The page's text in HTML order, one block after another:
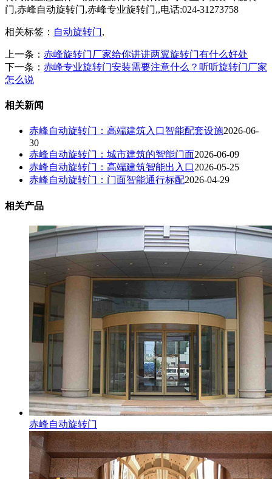
门,赤峰自动旋转门,赤峰专业旋转门,,电话:024-31273758
相关标签： 自动旋转门,
上一条： 赤峰旋转门厂家给你讲讲两翼旋转门有什么好处
下一条： 赤峰专业旋转门安装需要注意什么？听听旋转门厂家
怎么说
相关新闻
赤峰自动旋转门：高端建筑入口智能配套设施2026-06-
30
赤峰自动旋转门：城市建筑的智能门面2026-06-09
赤峰自动旋转门：高端建筑智能出入口2026-05-25
赤峰自动旋转门：门面智能通行标配2026-04-29
相关产品
赤峰自动旋转门